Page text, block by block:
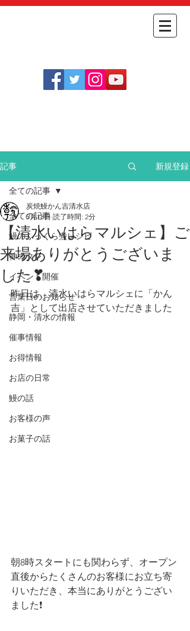
記事 新規登録
全ての記事
鰻のふっくら煮レシピ
神のタレ
イベント開催
営業日のお知らせ
静岡・清水の情報
催事情報
お得情報
お店の日常
鰻の話
お客様の声
お菓子の話
全ての記事
【清水いはらマルシェ】ご
来場ありがとうございま
した❣
炭焼鰻かん吉清水店
5月18日 読了時間: 2分
昨日は、清水いはらマルシェに「かん
吉」として出店させていただきました
朝8時スタートにも関わらず、オープン
直後からたくさんのお客様にお立ち寄
りいただき、本当にありがとうござい
ました❗️